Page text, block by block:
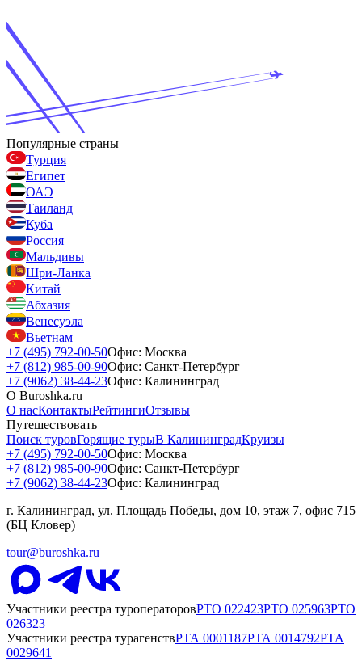
Популярные страны
Турция
Египет
ОАЭ
Таиланд
Куба
Россия
Мальдивы
Шри-Ланка
Китай
Абхазия
Венесуэла
Вьетнам
+7 (495) 792-00-50Офис: Москва
+7 (812) 985-00-90Офис: Санкт-Петербург
+7 (9062) 38-44-23Офис: Калининград
О Buroshka.ru
О насКонтактыРейтингиОтзывы
Путешествовать
Поиск туровГорящие турыВ КалининградКруизы
+7 (495) 792-00-50Офис: Москва
+7 (812) 985-00-90Офис: Санкт-Петербург
+7 (9062) 38-44-23Офис: Калининград
г. Калининград, ул. Площадь Победы, дом 10, этаж 7, офис 715
(БЦ Кловер)
tour@buroshka.ru
Участники реестра туроператоровРТО 022423РТО 025963РТО
026323
Участники реестра турагенствРТА 0001187РТА 0014792РТА
0029641